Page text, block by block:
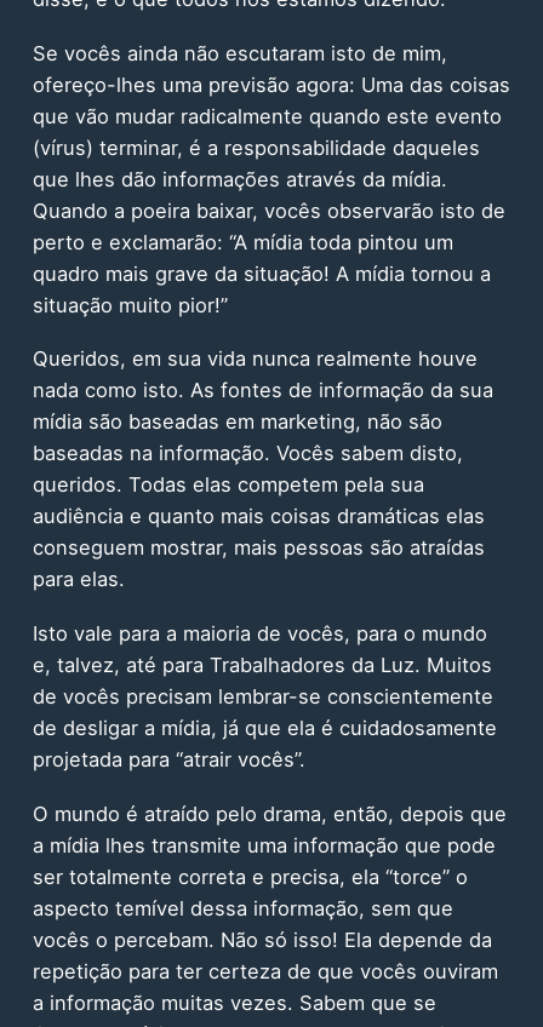
Se vocês ainda não escutaram isto de mim,
ofereço-lhes uma previsão agora: Uma das coisas
que vão mudar radicalmente quando este evento
(vírus) terminar, é a responsabilidade daqueles
que lhes dão informações através da mídia.
Quando a poeira baixar, vocês observarão isto de
perto e exclamarão: “A mídia toda pintou um
quadro mais grave da situação! A mídia tornou a
situação muito pior!”
Queridos, em sua vida nunca realmente houve
nada como isto. As fontes de informação da sua
mídia são baseadas em marketing, não são
baseadas na informação. Vocês sabem disto,
queridos. Todas elas competem pela sua
audiência e quanto mais coisas dramáticas elas
conseguem mostrar, mais pessoas são atraídas
para elas.
Isto vale para a maioria de vocês, para o mundo
e, talvez, até para Trabalhadores da Luz. Muitos
de vocês precisam lembrar-se conscientemente
de desligar a mídia, já que ela é cuidadosamente
projetada para “atrair vocês”.
O mundo é atraído pelo drama, então, depois que
a mídia lhes transmite uma informação que pode
ser totalmente correta e precisa, ela “torce” o
aspecto temível dessa informação, sem que
vocês o percebam. Não só isso! Ela depende da
repetição para ter certeza de que vocês ouviram
a informação muitas vezes. Sabem que se